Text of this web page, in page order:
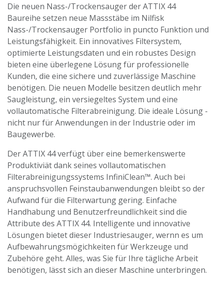
Die neuen Nass-/Trockensauger der ATTIX 44
Baureihe setzen neue Massstäbe im Nilfisk
Nass-/Trockensauger Portfolio in puncto Funktion und
Leistungsfähigkeit. Ein innovatives Filtersystem,
optimierte Leistungsdaten und ein robustes Design
bieten eine überlegene Lösung für professionelle
Kunden, die eine sichere und zuverlässige Maschine
benötigen. Die neuen Modelle besitzen deutlich mehr
Saugleistung, ein versiegeltes System und eine
vollautomatische Filterabreinigung. Die ideale Lösung -
nicht nur für Anwendungen in der Industrie oder im
Baugewerbe.
Der ATTIX 44 verfügt über eine bemerkenswerte
Produktiviät dank seines vollautomatischen
Filterabreinigungssystems InfiniClean™. Auch bei
anspruchsvollen Feinstaubanwendungen bleibt so der
Aufwand für die Filterwartung gering. Einfache
Handhabung und Benutzerfreundlichkeit sind die
Attribute des ATTIX 44. Intelligente und innovative
Lösungen bietet dieser Industriesauger, wernn es um
Aufbewahrungsmögichkeiten für Werkzeuge und
Zubehöre geht. Alles, was Sie für Ihre tägliche Arbeit
benötigen, lässt sich an dieser Maschine unterbringen.